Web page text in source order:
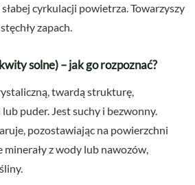
cyrkulacji powietrza. Towarzyszy
zapach.
solne) – jak go rozpoznać?
twardą strukturę,
puder. Jest suchy i bezwonny.
pozostawiając na powierzchni
minerały z wody lub nawozów,